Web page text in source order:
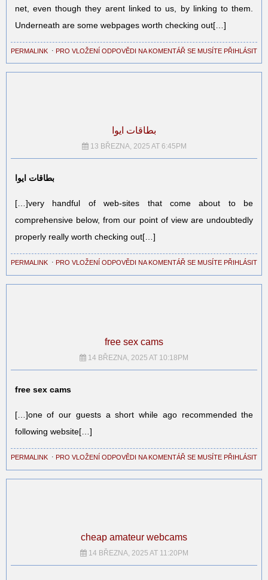
net, even though they arent linked to us, by linking to them.
Underneath are some webpages worth checking out[…]
PERMALINK ⋅ PRO VLOŽENÍ ODPOVĚDI NA KOMENTÁŘ SE MUSÍTE PŘIHLÁSIT
بطاقات ايوا
13 BŘEZNA, 2025 AT 6:45PM
بطاقات ايوا
[…]very handful of web-sites that come about to be
comprehensive below, from our point of view are undoubtedly
properly really worth checking out[…]
PERMALINK ⋅ PRO VLOŽENÍ ODPOVĚDI NA KOMENTÁŘ SE MUSÍTE PŘIHLÁSIT
free sex cams
14 BŘEZNA, 2025 AT 10:18PM
free sex cams
[…]one of our guests a short while ago recommended the
following website[…]
PERMALINK ⋅ PRO VLOŽENÍ ODPOVĚDI NA KOMENTÁŘ SE MUSÍTE PŘIHLÁSIT
cheap amateur webcams
14 BŘEZNA, 2025 AT 11:20PM